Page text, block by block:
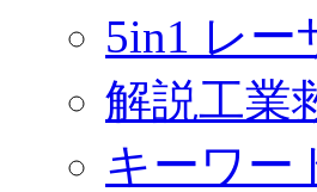
5in1 レー
解説工業
キーワー